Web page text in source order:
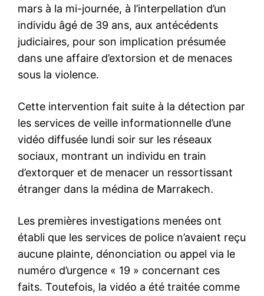
mars à la mi-journée, à l’interpellation d’un
individu âgé de 39 ans, aux antécédents
judiciaires, pour son implication présumée
dans une affaire d’extorsion et de menaces
sous la violence.
Cette intervention fait suite à la détection par
les services de veille informationnelle d’une
vidéo diffusée lundi soir sur les réseaux
sociaux, montrant un individu en train
d’extorquer et de menacer un ressortissant
étranger dans la médina de Marrakech.
Les premières investigations menées ont
établi que les services de police n’avaient reçu
aucune plainte, dénonciation ou appel via le
numéro d’urgence « 19 » concernant ces
faits. Toutefois, la vidéo a été traitée comme